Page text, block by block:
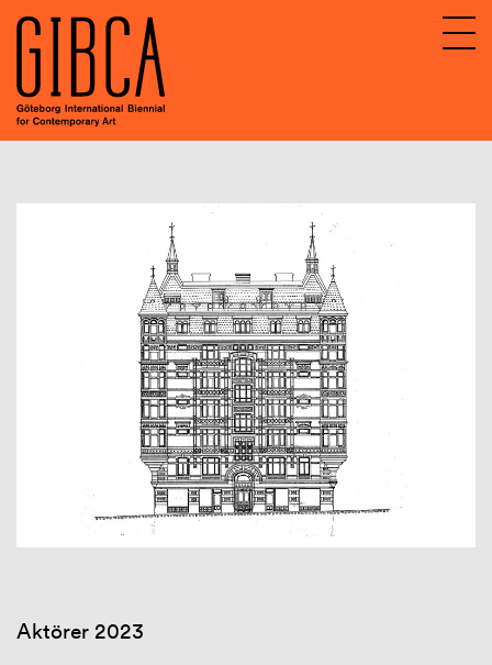
Om GIBCA Extended
GIBCA Extended 2013
GIBCA Extended 2015
GIBCA Extended 2017
GIBCA Extended 2019
GIBCA Extended 2021
GIBCA Extended 2023
Aktörer 2023
Kluster 2023
Program 2023
GIBCA Extended 2025
Aktörer 2023